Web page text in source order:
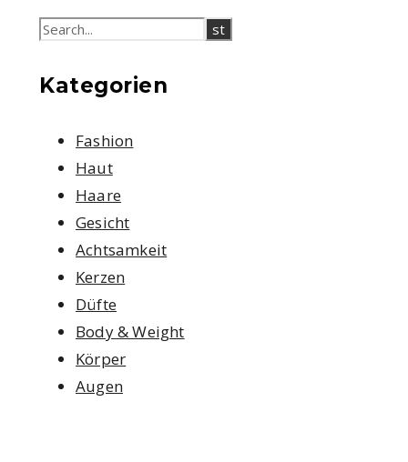
Kategorien
Fashion
Haut
Haare
Gesicht
Achtsamkeit
Kerzen
Düfte
Body & Weight
Körper
Augen